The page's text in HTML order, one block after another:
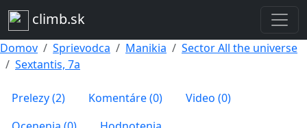
climb.sk
Domov Sprievodca Manikia
Sector All the universe
Sextantis, 7a
Prelezy (2) Komentáre (0)
Video (0)